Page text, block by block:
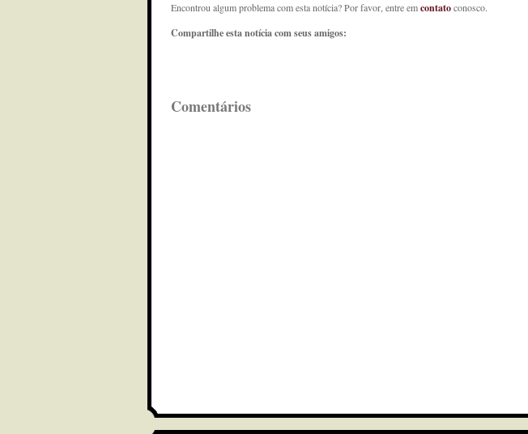
Encontrou algum problema com esta notícia? Por favor, entre emcontatoconosco.
Compartilhe esta notícia com seus amigos:
Comentários